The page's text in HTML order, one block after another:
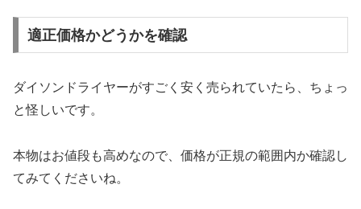
適正価格かどうかを確認
ダイソンドライヤーがすごく安く売られていたら、ちょっ
と怪しいです。
本物はお値段も高めなので、価格が正規の範囲内か確認し
てみてくださいね。